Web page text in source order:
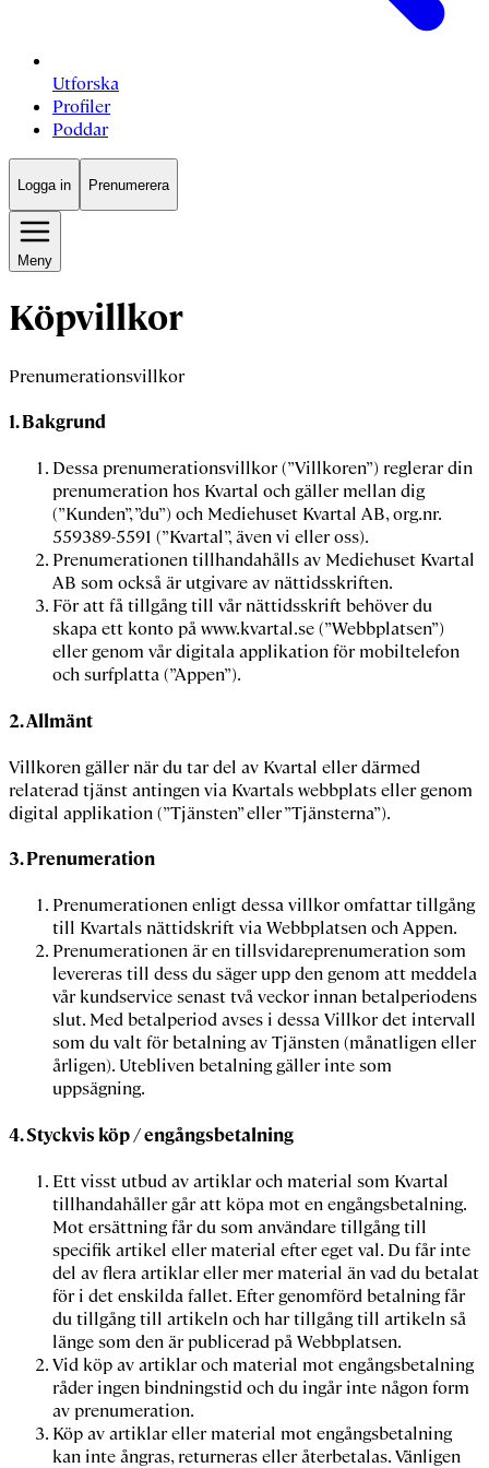
Utforska
Profiler
Poddar
Logga in Prenumerera
Meny
Köpvillkor
Prenumerationsvillkor
1. Bakgrund
Dessa prenumerationsvillkor (”Villkoren”) reglerar din
prenumeration hos Kvartal och gäller mellan dig
(”Kunden”, ”du”) och Mediehuset Kvartal AB, org.nr.
559389-5591 (”Kvartal”, även vi eller oss).
Prenumerationen tillhandahålls av Mediehuset Kvartal
AB som också är utgivare av nättidsskriften.
För att få tillgång till vår nättidsskrift behöver du
skapa ett konto på www.kvartal.se (”Webbplatsen”)
eller genom vår digitala applikation för mobiltelefon
och surfplatta (”Appen”).
2. Allmänt
Villkoren gäller när du tar del av Kvartal eller därmed
relaterad tjänst antingen via Kvartals webbplats eller genom
digital applikation (”Tjänsten” eller ”Tjänsterna”).
3. Prenumeration
Prenumerationen enligt dessa villkor omfattar tillgång
till Kvartals nättidskrift via Webbplatsen och Appen.
Prenumerationen är en tillsvidareprenumeration som
levereras till dess du säger upp den genom att meddela
vår kundservice senast två veckor innan betalperiodens
slut. Med betalperiod avses i dessa Villkor det intervall
som du valt för betalning av Tjänsten (månatligen eller
årligen). Utebliven betalning gäller inte som
uppsägning.
4. Styckvis köp / engångsbetalning
Ett visst utbud av artiklar och material som Kvartal
tillhandahåller går att köpa mot en engångsbetalning.
Mot ersättning får du som användare tillgång till
specifik artikel eller material efter eget val. Du får inte
del av flera artiklar eller mer material än vad du betalat
för i det enskilda fallet. Efter genomförd betalning får
du tillgång till artikeln och har tillgång till artikeln så
länge som den är publicerad på Webbplatsen.
Vid köp av artiklar och material mot engångsbetalning
råder ingen bindningstid och du ingår inte någon form
av prenumeration.
Köp av artiklar eller material mot engångsbetalning
kan inte ångras, returneras eller återbetalas. Vänligen